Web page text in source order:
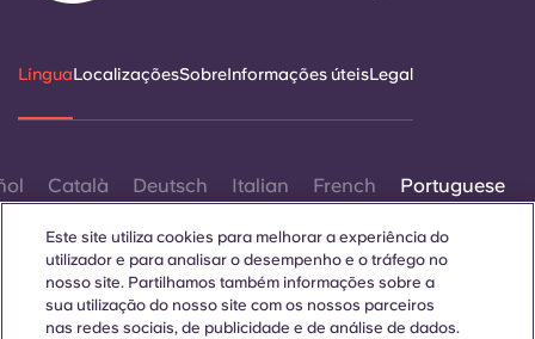
LínguaLocalizaçõesSobreInformações úteisLegal
Català Deutsch Italian French Portuguese
Este site utiliza cookies para melhorar a experiência do
utilizador e para analisar o desempenho e o tráfego no
nosso site. Partilhamos também informações sobre a
sua utilização do nosso site com os nossos parceiros
nas redes sociais, de publicidade e de análise de dados.